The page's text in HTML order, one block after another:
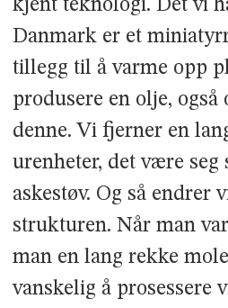
kjent teknologi. Det vi
Danmark er et
tillegg til å varme opp
produsere en olje, også
denne. Vi fjerner en
urenheter, det være seg
askestøv. Og så
strukturen. Når man
man en lang rekke
vanskelig å prosessere